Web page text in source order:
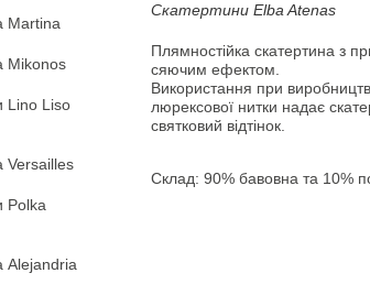
Martina
Mikonos
Lino Liso
Versailles
Polka
Alejandria
Скатертини Elba Atenas
Плямностійка скатертина з
сяючим ефектом.
Використання при
люрексової нитки надає
святковий відтінок.
Склад: 90% бавовна та 10%